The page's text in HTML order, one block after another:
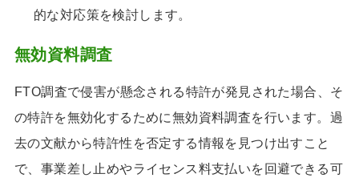
的な対応策を検討します。
無効資料調査
FTO調査で侵害が懸念される特許が発見された場合、そ
の特許を無効化するために無効資料調査を行います。過
去の文献から特許性を否定する情報を見つけ出すこと
で、事業差し止めやライセンス料支払いを回避できる可